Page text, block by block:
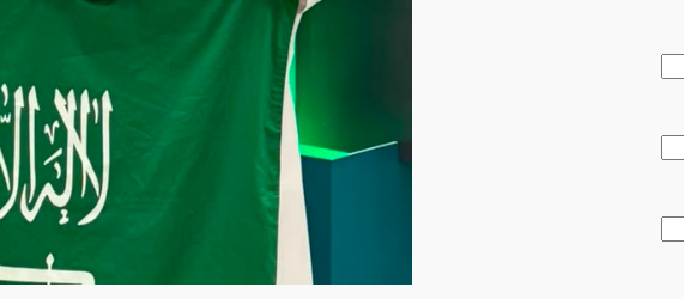
اخ
ست
ان
أغ
س
ط
س
202